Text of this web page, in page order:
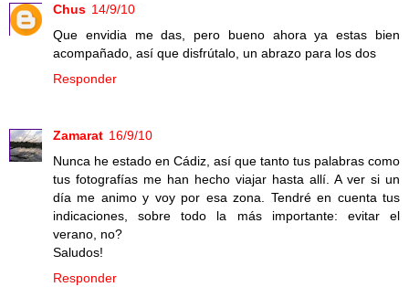
Chus 14/9/10
Que envidia me das, pero bueno ahora ya estas bien
acompañado, así que disfrútalo, un abrazo para los dos
Responder
Zamarat 16/9/10
Nunca he estado en Cádiz, así que tanto tus palabras como
tus fotografías me han hecho viajar hasta allí. A ver si un
día me animo y voy por esa zona. Tendré en cuenta tus
indicaciones, sobre todo la más importante: evitar el
verano, no?
Saludos!
Responder